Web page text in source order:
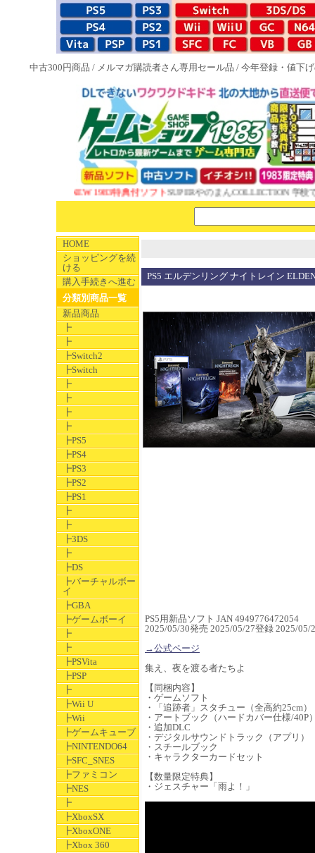
中古300円商品 / メルマガ購読者さん専用セール品 / 今年登録・値下
NEW 1983特典付ソフトSUPERやのまんCOLLECTION 学校であ
HOME
ショッピングを続
ける
購入手続きへ進む
分類別商品一覧
新品商品
┣
┣
┣Switch2
┣Switch
┣
┣
┣
┣
┣PS5
┣PS4
┣PS3
┣PS2
┣PS1
┣
┣
┣3DS
┣
┣DS
┣バーチャルボー
イ
┣GBA
┣ゲームボーイ
┣
┣
┣PSVita
┣PSP
┣
┣Wii U
┣Wii
┣ゲームキューブ
┣NINTENDO64
┣SFC_SNES
┣ファミコン
┣NES
┣
┣XboxSX
┣XboxONE
┣Xbox 360
PS5 エルデンリング ナイトレイン
PS5用新品ソフト JAN 4949776472054
2025/05/30発売 2025/05/27登録 2025/05/
→公式ページ
集え、夜を渡る者たちよ
【同梱内容】
・ゲームソフト
・「追跡者」スタチュー（全高約25cm）
・アートブック（ハードカバー仕様/40P
・追加DLC
・デジタルサウンドトラック（アプリ）
・スチールブック
・キャラクターカードセット
【数量限定特典】
・ジェスチャー「雨よ！」